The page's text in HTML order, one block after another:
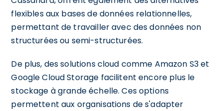
flexibles aux bases de données relationnelles,
permettant de travailler avec des données non
structurées ou semi-structurées.
De plus, des solutions cloud comme Amazon S3 et
Google Cloud Storage facilitent encore plus le
stockage à grande échelle. Ces options
permettent aux organisations de s'adapter